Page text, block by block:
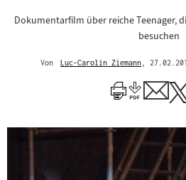
Dokumentarfilm über reiche Teenager,
besuchen
Von
Luc-Carolin Ziemann
Author
,